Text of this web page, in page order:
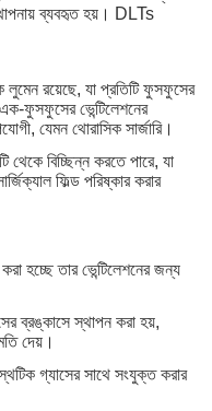
ব্যবহৃত হয়। DLTs
লুমেন রয়েছে, যা প্রতিটি ফুসফুসের
ফুসফুসের ভেন্টিলেশনের
যেমন থোরাসিক সার্জারি।
বিচ্ছিন্ন করতে পারে, যা
ফিল্ড পরিষ্কার করার
হচ্ছে তার ভেন্টিলেশনের জন্য
ব্রঙ্কাসে স্থাপন করা হয়,
দেয়।
গ্যাসের সাথে সংযুক্ত করার